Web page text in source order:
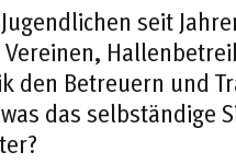
seit
den Betreuern und
das selbständige